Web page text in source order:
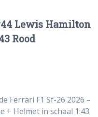
Lewis Hamilton
Rood
Ferrari F1 Sf-26 2026 –
+ Helmet in schaal 1:43